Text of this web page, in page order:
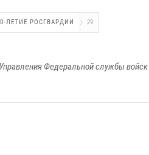
ЛЕТИЕ РОСГВАРДИИ 29
Федеральной службы